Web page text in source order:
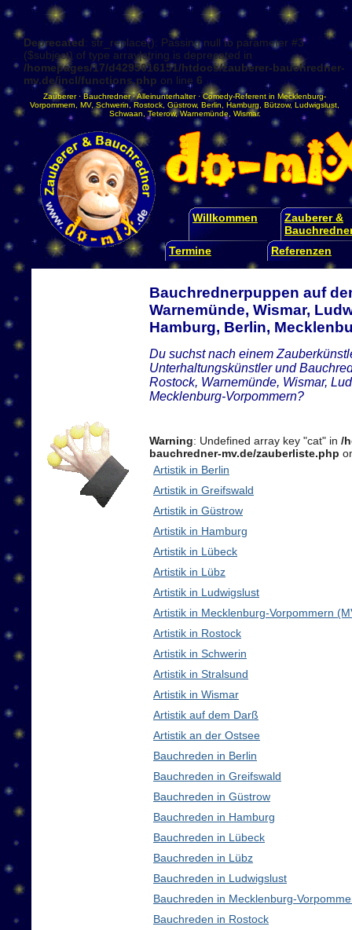
Deprecated: str_replace(): Passing null to parameter #3
($subject) of type array|string is deprecated in
/homepages/17/d4295016151/htdocs/zauberer-bauchredner-
mv.de/incl/functions.php on line 6
Zauberer·Bauchredner·Alleinunterhalter· Comedy-Referent in Mecklenburg-
Vorpommern
MV, Schwerin Rostock Güstrow, Berlin Hamburg Bützow, Ludwigslust
Schwaan ,Teterow,Warnemünde Wismar.
Willkommen
Zauberer &
Termine
Referenzen
Bauchrednerpuppen auf
Warnemünde, Wismar,
Hamburg, Berlin,
Du suchst nach einem
Unterhaltungskünstler und
Rostock, Warnemünde, Wismar,
Mecklenburg-Vorpommern?
Warning: Undefined array key "cat" in /
bauchredner-mv.de/zauberliste.php
Artistik in Berlin
Artistik in Greifswald
Artistik in Güstrow
Artistik in Hamburg
Artistik in Lübeck
Artistik in Lübz
Artistik in Ludwigslust
Artistik in Mecklenburg-Vorpommern
Artistik in Rostock
Artistik in Schwerin
Artistik in Stralsund
Artistik in Wismar
Artistik auf dem Darß
Artistik an der Ostsee
Bauchreden in Berlin
Bauchreden in Greifswald
Bauchreden in Güstrow
Bauchreden in Hamburg
Bauchreden in Lübeck
Bauchreden in Lübz
Bauchreden in Ludwigslust
Bauchreden in Mecklenburg-
Bauchreden in Rostock